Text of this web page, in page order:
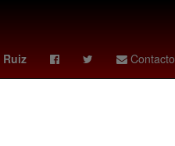
Contacto
Cadáver